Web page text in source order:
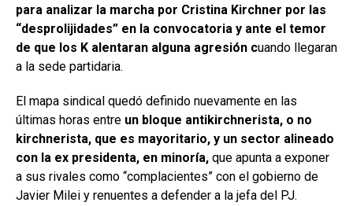
para analizar la marcha por Cristina Kirchner por las
“desprolijidades” en la convocatoria y ante el temor
de que los K alentaran alguna agresión cuando llegaran
a la sede partidaria.
El mapa sindical quedó definido nuevamente en las
últimas horas entre un bloque antikirchnerista, o no
kirchnerista, que es mayoritario, y un sector alineado
con la ex presidenta, en minoría, que apunta a exponer
a sus rivales como “complacientes” con el gobierno de
Javier Milei y renuentes a defender a la jefa del PJ.